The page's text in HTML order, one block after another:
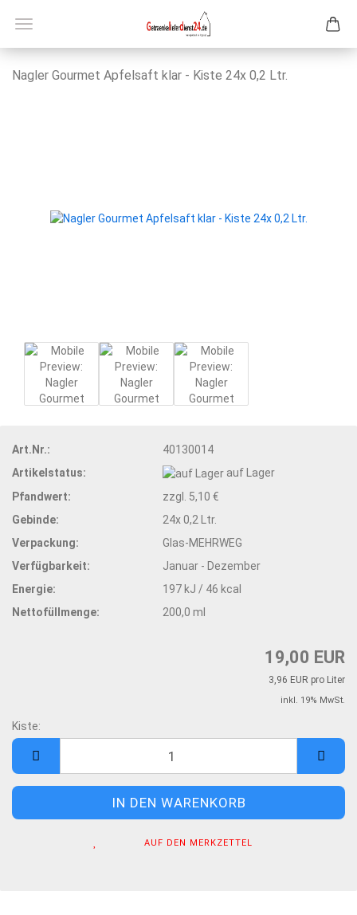
Nag­ler Gour­met Ap­fel­saft klar - Kiste 24x 0,2 Ltr.
Art.Nr.:
40130014
Artikelstatus:
auf Lager
Pfandwert:
zzgl. 5,10 €
Gebinde:
24x 0,2 Ltr.
Verpackung:
Glas-MEHRWEG
Verfügbarkeit:
Januar - Dezember
Energie:
197 kJ / 46 kcal
Nettofüllmenge:
200,0 ml
19,00 EUR
3,96 EUR pro Liter
inkl. 19% MwSt.
Kiste:
Kiste
AUF DEN MERKZETTEL